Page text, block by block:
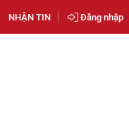
NHẬN TIN Đăng nhập